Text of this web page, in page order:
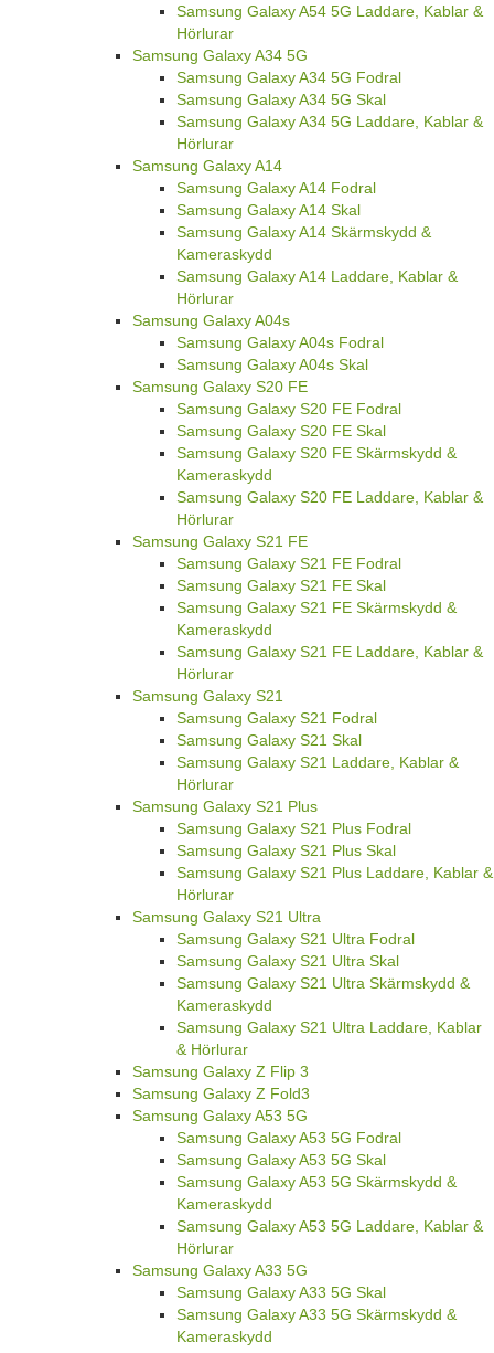
Samsung Galaxy A54 5G Laddare, Kablar &
Hörlurar
Samsung Galaxy A34 5G
Samsung Galaxy A34 5G Fodral
Samsung Galaxy A34 5G Skal
Samsung Galaxy A34 5G Laddare, Kablar &
Hörlurar
Samsung Galaxy A14
Samsung Galaxy A14 Fodral
Samsung Galaxy A14 Skal
Samsung Galaxy A14 Skärmskydd &
Kameraskydd
Samsung Galaxy A14 Laddare, Kablar &
Hörlurar
Samsung Galaxy A04s
Samsung Galaxy A04s Fodral
Samsung Galaxy A04s Skal
Samsung Galaxy S20 FE
Samsung Galaxy S20 FE Fodral
Samsung Galaxy S20 FE Skal
Samsung Galaxy S20 FE Skärmskydd &
Kameraskydd
Samsung Galaxy S20 FE Laddare, Kablar &
Hörlurar
Samsung Galaxy S21 FE
Samsung Galaxy S21 FE Fodral
Samsung Galaxy S21 FE Skal
Samsung Galaxy S21 FE Skärmskydd &
Kameraskydd
Samsung Galaxy S21 FE Laddare, Kablar &
Hörlurar
Samsung Galaxy S21
Samsung Galaxy S21 Fodral
Samsung Galaxy S21 Skal
Samsung Galaxy S21 Laddare, Kablar &
Hörlurar
Samsung Galaxy S21 Plus
Samsung Galaxy S21 Plus Fodral
Samsung Galaxy S21 Plus Skal
Samsung Galaxy S21 Plus Laddare, Kablar &
Hörlurar
Samsung Galaxy S21 Ultra
Samsung Galaxy S21 Ultra Fodral
Samsung Galaxy S21 Ultra Skal
Samsung Galaxy S21 Ultra Skärmskydd &
Kameraskydd
Samsung Galaxy S21 Ultra Laddare, Kablar
& Hörlurar
Samsung Galaxy Z Flip 3
Samsung Galaxy Z Fold3
Samsung Galaxy A53 5G
Samsung Galaxy A53 5G Fodral
Samsung Galaxy A53 5G Skal
Samsung Galaxy A53 5G Skärmskydd &
Kameraskydd
Samsung Galaxy A53 5G Laddare, Kablar &
Hörlurar
Samsung Galaxy A33 5G
Samsung Galaxy A33 5G Skal
Samsung Galaxy A33 5G Skärmskydd &
Kameraskydd